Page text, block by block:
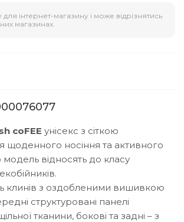
інтернет-магазину і може відрізнятись
магазинах.
coFEE унісекс з сіткою
щоденного носіння та активного
відносять до класу
клинів з оздобленими вишивкою
структуровані панелі
тканини, бокові та задні – з